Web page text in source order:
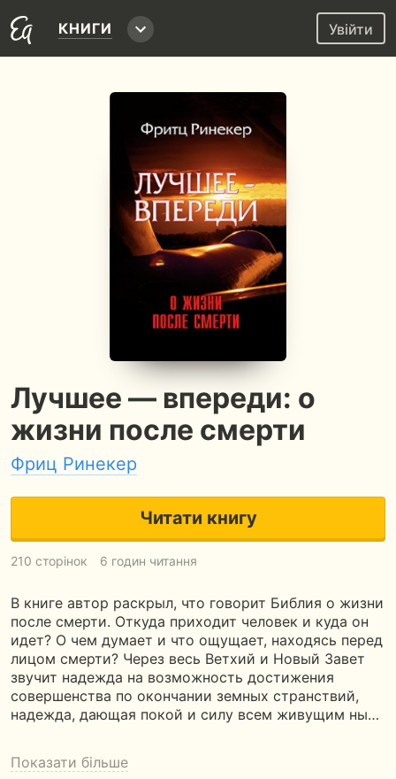
КНИГИ Увійти
Лучшее — впереди: о
жизни после смерти
Фриц Ринекер
Читати книгу
210 сторінок 6 годин читання
В книге автор раскрыл, что говорит Библия о жизни
после смерти. Откуда приходит человек и куда он
идет? О чем думает и что ощущает, находясь перед
лицом смерти? Через весь Ветхий и Новый Завет
звучит надежда на возможность достижения
совершенства по окончании земных странствий,
надежда, дающая покой и силу всем живущим ны…
Показати більше